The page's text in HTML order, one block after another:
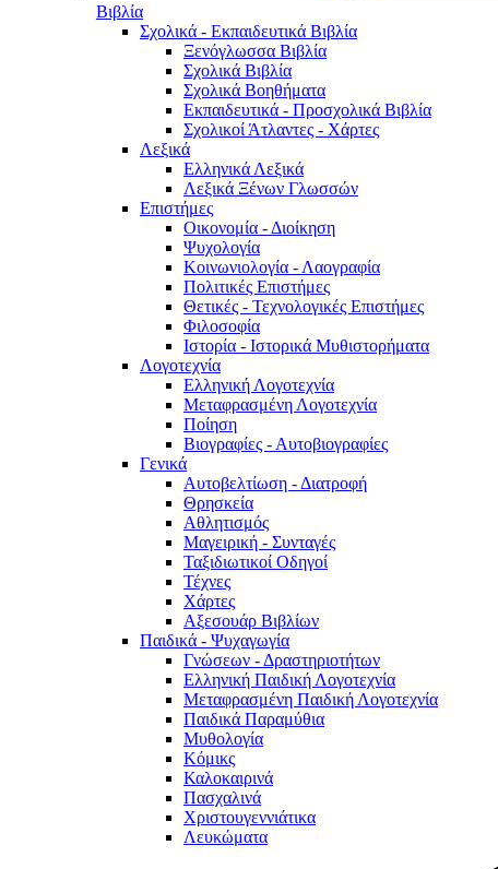
Βιβλία
Σχολικά - Εκπαιδευτικά Βιβλία
Ξενόγλωσσα Βιβλία
Σχολικά Βιβλία
Σχολικά Βοηθήματα
Εκπαιδευτικά - Προσχολικά Βιβλία
Σχολικοί Άτλαντες - Χάρτες
Λεξικά
Ελληνικά Λεξικά
Λεξικά Ξένων Γλωσσών
Επιστήμες
Οικονομία - Διοίκηση
Ψυχολογία
Κοινωνιολογία - Λαογραφία
Πολιτικές Eπιστήμες
Θετικές - Τεχνολογικές Επιστήμες
Φιλοσοφία
Ιστορία - Ιστορικά Μυθιστορήματα
Λογοτεχνία
Ελληνική Λογοτεχνία
Μεταφρασμένη Λογοτεχνία
Ποίηση
Βιογραφίες - Αυτοβιογραφίες
Γενικά
Αυτοβελτίωση - Διατροφή
Θρησκεία
Αθλητισμός
Μαγειρική - Συνταγές
Ταξιδιωτικοί Οδηγοί
Τέχνες
Χάρτες
Αξεσουάρ Βιβλίων
Παιδικά - Ψυχαγωγία
Γνώσεων - Δραστηριοτήτων
Ελληνική Παιδική Λογοτεχνία
Μεταφρασμένη Παιδική Λογοτεχνία
Παιδικά Παραμύθια
Μυθολογία
Κόμικς
Καλοκαιρινά
Πασχαλινά
Χριστουγεννιάτικα
Λευκώματα